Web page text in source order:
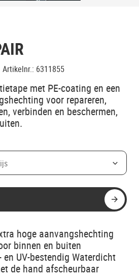
Artikelnr.: 6311855
met PE-coating en een
voor repareren,
verbinden en beschermen,
hoge aanvangshechting
binnen en buiten
en UV-bestendig Waterdicht
de hand afscheurbaar